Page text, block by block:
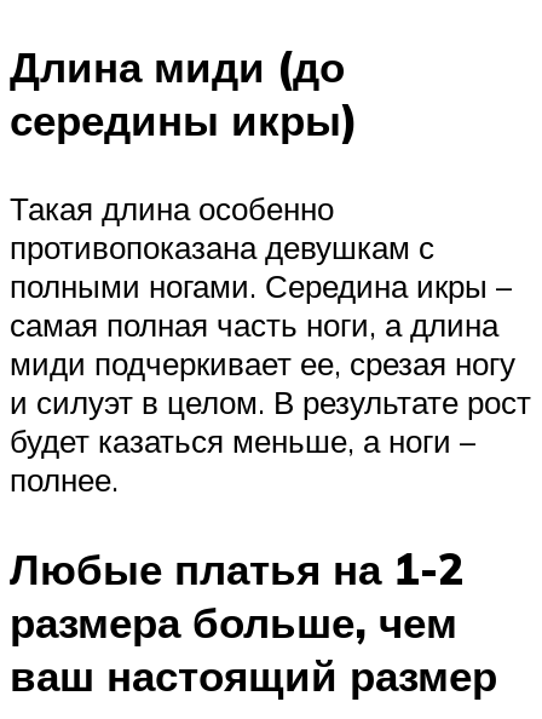
Длина миди (до
середины икры)
Такая длина особенно
противопоказана девушкам с
полными ногами. Середина икры –
самая полная часть ноги, а длина
миди подчеркивает ее, срезая ногу
и силуэт в целом. В результате рост
будет казаться меньше, а ноги –
полнее.
Любые платья на 1-2
размера больше, чем
ваш настоящий размер